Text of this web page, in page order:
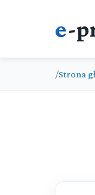
e-
/Strona